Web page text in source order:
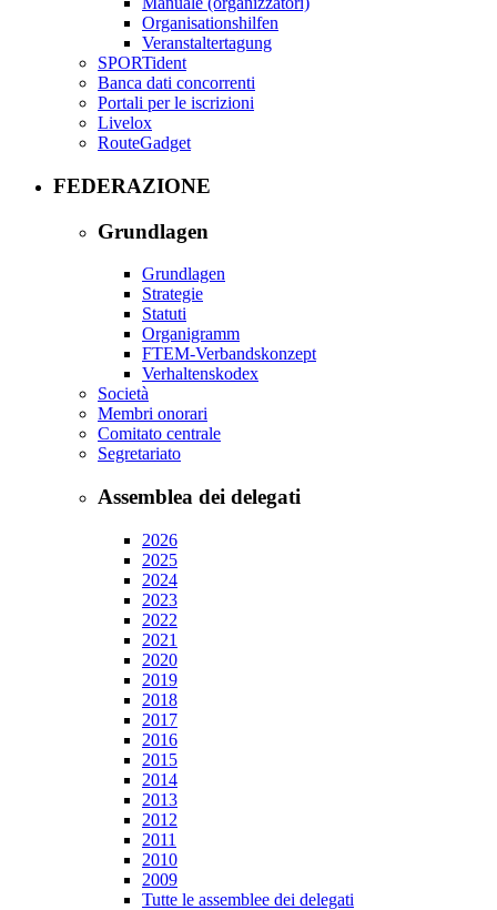
Organisationshilfen
Veranstaltertagung
SPORTident
Banca dati concorrenti
Portali per le iscrizioni
Livelox
RouteGadget
FEDERAZIONE
Grundlagen
Grundlagen
Strategie
Statuti
Organigramm
FTEM-Verbandskonzept
Verhaltenskodex
Società
Membri onorari
Comitato centrale
Segretariato
Assemblea dei delegati
2026
2025
2024
2023
2022
2021
2020
2019
2018
2017
2016
2015
2014
2013
2012
2011
2010
2009
Tutte le assemblee dei delegati